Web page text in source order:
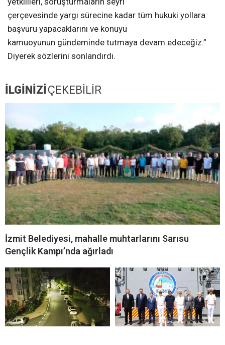
çerçevesinde yargı sürecine kadar tüm hukuki yollara
başvuru yapacaklarını ve konuyu
kamuoyunun gündeminde tutmaya devam edeceğiz.”
Diyerek sözlerini sonlandırdı.
İLGİNİZİÇEKEBİLİR
İzmit Belediyesi, mahalle muhtarlarını Sarısu
Gençlik Kampı’nda ağırladı